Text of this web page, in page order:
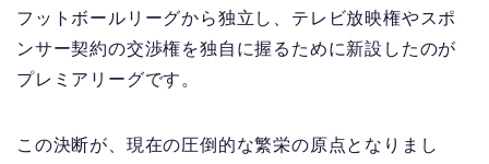
フットボールリーグから独立し、テレビ放映権やスポ
ンサー契約の交渉権を独自に握るために新設したのが
プレミアリーグです。
この決断が、現在の圧倒的な繁栄の原点となりまし